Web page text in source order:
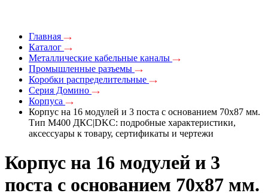
Главная
Каталог
Металлические кабельные каналы
Промышленные разъемы
Коробки распределительные
Серия Домино
Корпуса
Корпус на 16 модулей и 3 поста с основанием 70х87 мм.
Тип M400 ДКС|DKC: подробные характеристики,
аксессуары к товару, сертификаты и чертежи
Корпус на 16 модулей и 3
поста с основанием 70х87 мм.